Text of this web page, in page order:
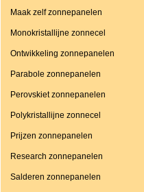
Maak zelf zonnepanelen
Monokristallijne zonnecel
Ontwikkeling zonnepanelen
Parabole zonnepanelen
Perovskiet zonnepanelen
Polykristallijne zonnecel
Prijzen zonnepanelen
Research zonnepanelen
Salderen zonnepanelen